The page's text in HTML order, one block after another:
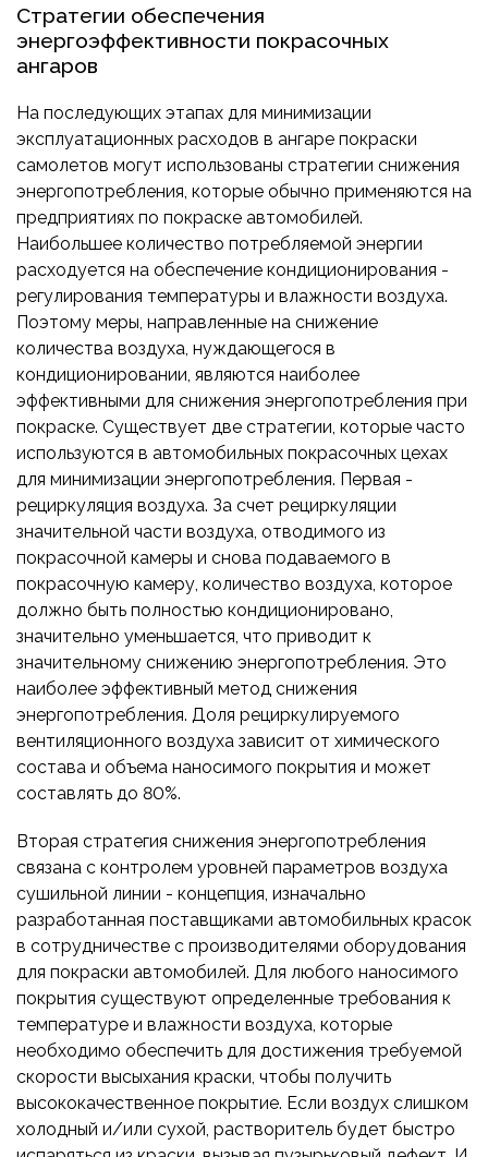
Стратегии обеспечения
энергоэффективности покрасочных
ангаров
На последующих этапах для минимизации
эксплуатационных расходов в ангаре покраски
самолетов могут использованы стратегии снижения
энергопотребления, которые обычно применяются на
предприятиях по покраске автомобилей.
Наибольшее количество потребляемой энергии
расходуется на обеспечение кондиционирования -
регулирования температуры и влажности воздуха.
Поэтому меры, направленные на снижение
количества воздуха, нуждающегося в
кондиционировании, являются наиболее
эффективными для снижения энергопотребления при
покраске. Существует две стратегии, которые часто
используются в автомобильных покрасочных цехах
для минимизации энергопотребления. Первая -
рециркуляция воздуха. За счет рециркуляции
значительной части воздуха, отводимого из
покрасочной камеры и снова подаваемого в
покрасочную камеру, количество воздуха, которое
должно быть полностью кондиционировано,
значительно уменьшается, что приводит к
значительному снижению энергопотребления. Это
наиболее эффективный метод снижения
энергопотребления. Доля рециркулируемого
вентиляционного воздуха зависит от химического
состава и объема наносимого покрытия и может
составлять до 80%.
Вторая стратегия снижения энергопотребления
связана с контролем уровней параметров воздуха
сушильной линии - концепция, изначально
разработанная поставщиками автомобильных красок
в сотрудничестве с производителями оборудования
для покраски автомобилей. Для любого наносимого
покрытия существуют определенные требования к
температуре и влажности воздуха, которые
необходимо обеспечить для достижения требуемой
скорости высыхания краски, чтобы получить
высококачественное покрытие. Если воздух слишком
холодный и/или сухой, растворитель будет быстро